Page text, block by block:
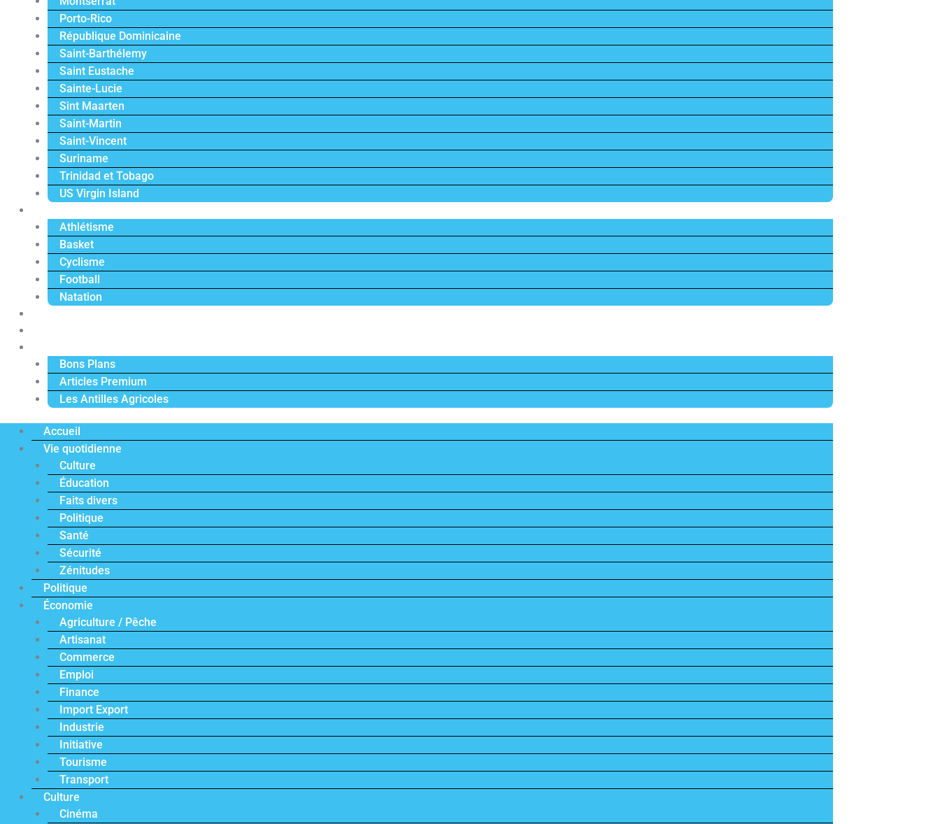
Porto-Rico
République Dominicaine
Saint-Barthélemy
Saint Eustache
Sainte-Lucie
Sint Maarten
Saint-Martin
Saint-Vincent
Suriname
Trinidad et Tobago
US Virgin Island
Athlétisme
Basket
Cyclisme
Football
Natation
Bons Plans
Articles Premium
Les Antilles Agricoles
Accueil
Vie quotidienne
Culture
Éducation
Faits divers
Politique
Santé
Sécurité
Zénitudes
Politique
Économie
Agriculture / Pêche
Artisanat
Commerce
Emploi
Finance
Import Export
Industrie
Initiative
Tourisme
Transport
Culture
Cinéma